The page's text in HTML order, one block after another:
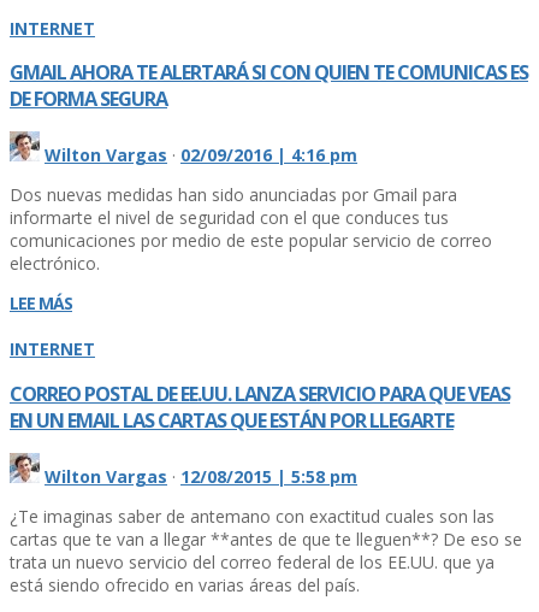
INTERNET
GMAIL AHORA TE ALERTARÁ SI CON QUIEN TE COMUNICAS ES
DE FORMA SEGURA
Wilton Vargas · 02/09/2016 | 4:16 pm
Dos nuevas medidas han sido anunciadas por Gmail para
informarte el nivel de seguridad con el que conduces tus
comunicaciones por medio de este popular servicio de correo
electrónico.
LEE MÁS
INTERNET
CORREO POSTAL DE EE.UU. LANZA SERVICIO PARA QUE VEAS
EN UN EMAIL LAS CARTAS QUE ESTÁN POR LLEGARTE
Wilton Vargas · 12/08/2015 | 5:58 pm
¿Te imaginas saber de antemano con exactitud cuales son las
cartas que te van a llegar **antes de que te lleguen**? De eso se
trata un nuevo servicio del correo federal de los EE.UU. que ya
está siendo ofrecido en varias áreas del paí­s.